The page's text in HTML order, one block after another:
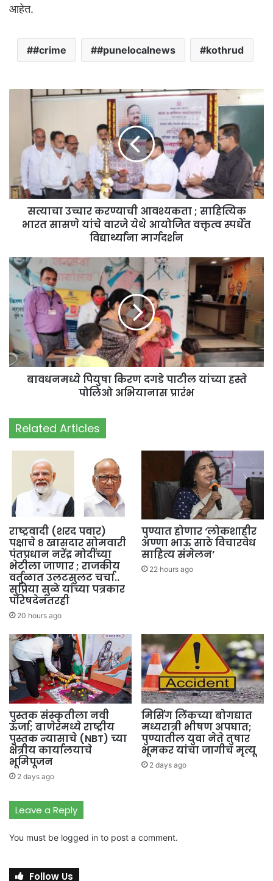
आहेत.
#crime #punelocalnews kothrud
सत्याचा उच्चार करण्याची आवश्यकता ; साहित्यिक
भारत सासणे यांचे वारजे येथे आयोजित वक्तृत्व स्पर्धेत
विद्यार्थ्यांना मार्गदर्शन
बावधनमध्ये पियुषा किरण दगडे पाटील यांच्या हस्ते
पोलिओ अभियानास प्रारंभ
Related Articles
राष्ट्रवादी (शरद पवार)
पक्षाचे ८ खासदार सोमवारी
पंतप्रधान नरेंद्र मोदींच्या
भेटीला जाणार ; राजकीय
वर्तुळात उलटसुलट चर्चा..
सुप्रिया सुळे यांच्या पत्रकार
परिषदेनंतरही
20 hours ago
पुण्यात होणार ‘लोकशाहीर
अण्णा भाऊ साठे विचारवेध
साहित्य संमेलन’
22 hours ago
पुस्तक संस्कृतीला नवी
ऊर्जा; बाणेरमध्ये राष्ट्रीय
पुस्तक न्यासाचे (NBT) च्या
क्षेत्रीय कार्यालयाचे
भूमिपूजन
2 days ago
मिसिंग लिंकच्या बोगद्यात
मध्यरात्री भीषण अपघात;
पुण्यातील युवा नेते तुषार
भूमकर यांचा जागीच मृत्यू
2 days ago
Leave a Reply
You must be logged in to post a comment.
Follow Us